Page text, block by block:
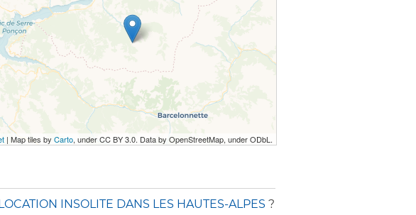
| Map tiles by Carto, under CC BY 3.0. Data by OpenStreetMap, under ODbL.
INSOLITE DANS LES HAUTES-ALPES ?